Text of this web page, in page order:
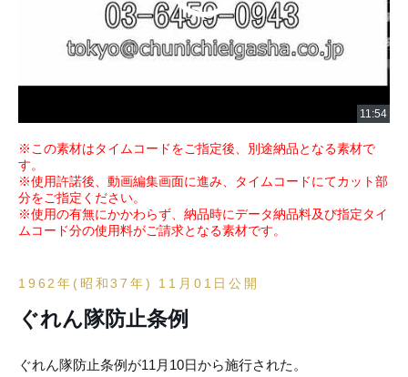
※この素材はタイムコードをご指定後、別途納品となる素材で
す。
※使用許諾後、動画編集画面に進み、タイムコードにてカット部
分をご指定ください。
※使用の有無にかかわらず、納品時にデータ納品料及び指定タイ
ムコード分の使用料がご請求となる素材です。
1962年(昭和37年) 11月01日公開
ぐれん隊防止条例
ぐれん隊防止条例が11月10日から施行された。